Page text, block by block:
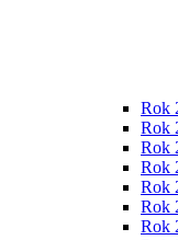
Rok
Rok
Rok
Rok
Rok
Rok
Rok